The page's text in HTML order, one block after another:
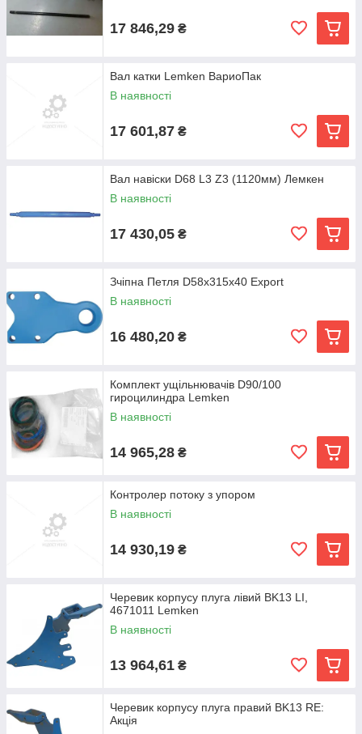
17 846,29 ₴
Вал катки Lemken ВариоПак
В наявності
17 601,87 ₴
Вал навіски D68 L3 Z3 (1120мм) Лемкен
В наявності
17 430,05 ₴
Зчіпна Петля D58x315x40 Export
В наявності
16 480,20 ₴
Комплект ущільнювачів D90/100
гироцилиндра Lemken
В наявності
14 965,28 ₴
Контролер потоку з упором
В наявності
14 930,19 ₴
Черевик корпусу плуга лівий BK13 LI,
4671011 Lemken
В наявності
13 964,61 ₴
Черевик корпусу плуга правий BK13 RE:
Акція